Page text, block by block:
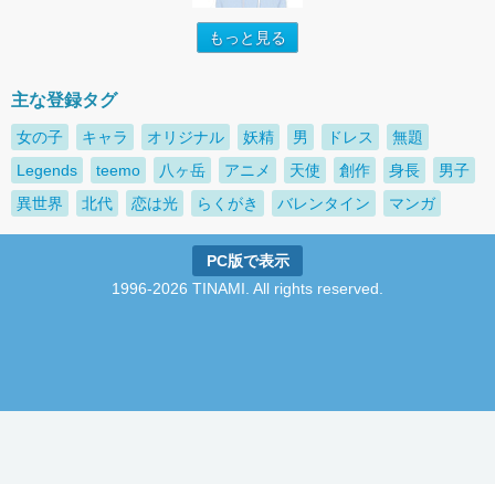
もっと見る
主な登録タグ
女の子 キャラ オリジナル 妖精 男 ドレス
無題
Legends
teemo 八ヶ岳 アニメ 天使 創作 身長
男子
異世界
北代 恋は光 らくがき バレンタイン マンガ
PC版で表示
1996-2026 TINAMI. All rights reserved.